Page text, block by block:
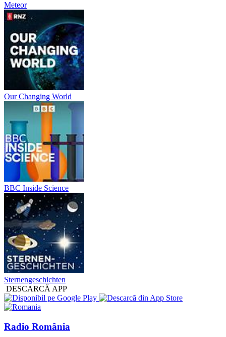
Meteor
Our Changing World
BBC Inside Science
Sternengeschichten
DESCARCĂ APP
Radio România